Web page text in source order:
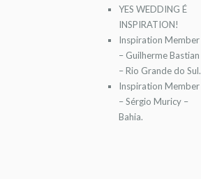
YES WEDDING É
INSPIRATION!
Inspiration Member
– Guilherme Bastian
– Rio Grande do Sul.
Inspiration Member
– Sérgio Muricy –
Bahia.